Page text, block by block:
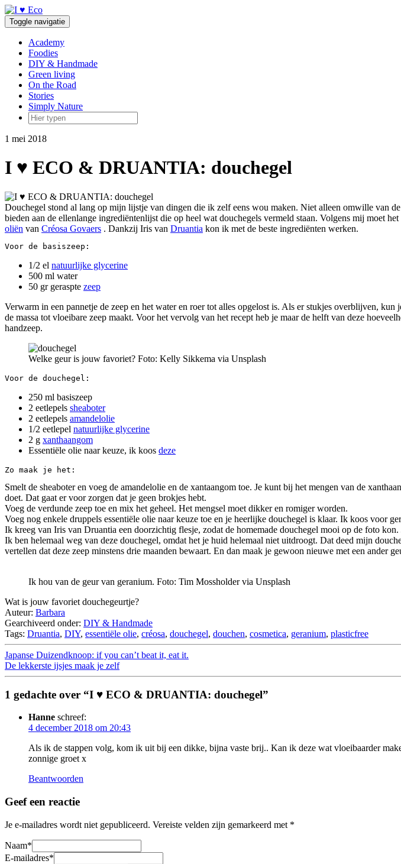
Doorgaan
naar
inhoud
Toggle navigatie
Academy
Foodies
DIY & Handmade
Green living
On the Road
Stories
Simply Nature
1 mei 2018
I ♥ ECO & DRUANTIA: douchegel
Douchegel stond al lang op mijn lijstje van dingen die ik zelf eens wou maken. Niet alleen omwille van
bieden aan de ellenlange ingrediëntenlijst die op heel wat douchegels vermeld staan. Volgens mij moet
oliën van Créosa Govaers . Dankzij Iris van Druantia kon ik met de beste ingrediënten werken.
Voor de basiszeep:
1/2 el natuurlijke glycerine
500 ml water
50 gr geraspte zeep
Verwarm in een pannetje de zeep en het water en roer tot alles opgelost is. Als er stukjes overblijven,
de massa tot vloeibare zeep maakt. Voor het vervolg van het recept heb je maar de helft van deze
handzeep.
Welke geur is jouw favoriet? Foto: Kelly Sikkema via Unsplash
Voor de douchegel:
250 ml basiszeep
2 eetlepels sheaboter
2 eetlepels amandelolie
1/2 eetlepel natuurlijke glycerine
2 g xanthaangom
Essentiële olie naar keuze, ik koos deze
Zo maak je het:
Smelt de sheaboter en voeg de amandelolie en de xantaangom toe. Je kunt bij het mengen van de
doet. Dat gaat er voor zorgen dat je geen brokjes hebt.
Voeg de verdunde zeep toe en mix het geheel. Het mengsel moet dikker en romiger worden.
Voeg nog enkele druppels essentiële olie naar keuze toe en je heerlijke douchegel is klaar. Ik koos voor
Ik kreeg van Iris van Druantia een doorzichtig flesje, zodat de homemade douchegel mooi op de foto
Ik ben helemaal weg van deze douchegel, omdat het je huid helemaal niet uitdroogt. Dat deed mijn
vertellen dat deze zeep minstens drie maanden bewaart. En dan maak je gewoon nieuwe met een ander
Ik hou van de geur van geranium. Foto: Tim Mossholder via Unsplash
Wat is jouw favoriet douchegeurtje?
Auteur: Barbara
Gearchiveerd onder: DIY & Handmade
Tags: Druantia, DIY, essentiële olie, créosa, douchegel, douchen, cosmetica, geranium, plasticfree
Japanse Duizendknoop: if you can’t beat it, eat it.
De lekkerste ijsjes maak je zelf
1 gedachte over “I ♥ ECO & DRUANTIA: douchegel”
Hanne schreef:
4 december 2018 om 20:43
Als ik de stappen volg, kom ik uit bij een dikke, bijna vaste brij.. Kan ik deze wat vloeibaarder
zonnige groet x
Beantwoorden
Geef een reactie
Je e-mailadres wordt niet gepubliceerd. Vereiste velden zijn gemarkeerd met *
Naam*
E-mailadres*